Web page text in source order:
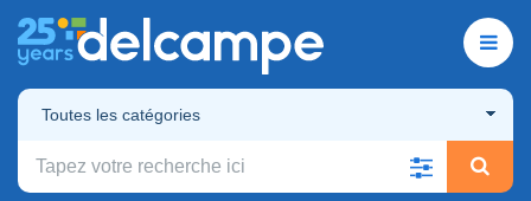
Toutes les catégories